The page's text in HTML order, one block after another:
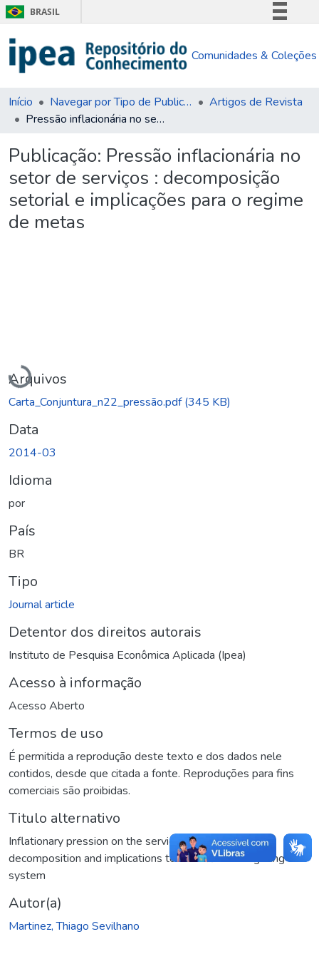
BRASIL
Comunica BR
Acesso à informação
Comunidades & Coleções
Início Navegar por Tipo de Publicação
Artigos de Revista
Pressão inflacionária no setor de serviços : decomposição setorial e implicações para o regime de metas
Publicação: Pressão inflacionária no
setor de serviços : decomposição
setorial e implicações para o regime
de metas
Carregando...
Arquivos
Carta_Conjuntura_n22_pressão.pdf(345 KB)
Data
2014-03
Idioma
por
País
BR
Tipo
Journal article
Detentor dos direitos autorais
Instituto de Pesquisa Econômica Aplicada (Ipea)
Acesso à informação
Acesso Aberto
Termos de uso
É permitida a reprodução deste texto e dos dados nele
contidos, desde que citada a fonte. Reproduções para fins
comerciais são proibidas.
Titulo alternativo
Inflationary pression on the service sector : sectoral
decomposition and implications to the inflation targeting
system
Autor(a)
Martinez, Thiago Sevilhano